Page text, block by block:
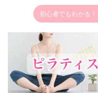
初心者でもわかる